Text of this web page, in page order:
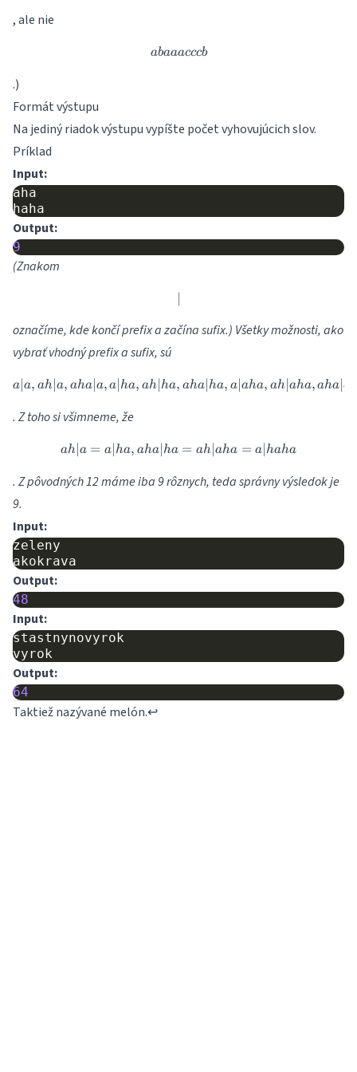
, ale nie
abaaacccb
abaaacccb
.)
Formát výstupu
Na jediný riadok výstupu vypíšte počet vyhovujúcich slov.
Príklad
Input:
aha
Output:
9
(Znakom
označíme, kde končí prefix a začína sufix.) Všetky možnosti, ako
vybrať vhodný prefix a sufix, sú
a|a, ah|a, aha|a, a|ha, ah|ha,
a a, ah∣ a, aha∣ a, a ha, ah ha, aha∣ ha, a∣ aha, ah∣ aha, aha ∣
. Z toho si všimneme, že
ah|a = a|ha, aha|ha = ah|aha
ah∣ a = a∣ ha, aha∣ ha = ah ∣aha = a haha
. Z pôvodných 12 máme iba 9 rôznych, teda správny výsledok je
9.
Input:
zeleny
Output:
48
Input:
stastnynovyrok
Output:
64
Taktiež nazývané melón.↩